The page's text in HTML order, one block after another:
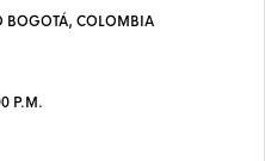
BOGOTÁ, COLOMBIA
P.M.